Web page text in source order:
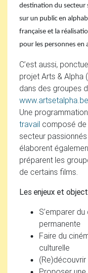
destination du secteur
sur un public en
française et la
pour les personnes en
C’est aussi,
projet Arts & Alpha
dans des groupes
www.artsetalpha.be
Une
travail composé de
secteur
élaborent
préparent les
de certains films.
Les enjeux et
S’emparer
permanente
Faire du
culturelle